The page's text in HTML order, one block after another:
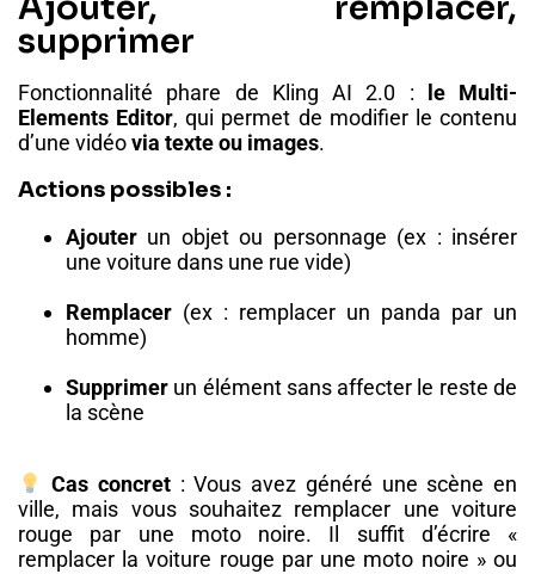
supprimer
Fonctionnalité phare de Kling AI 2.0 :
le Multi-
Elements Editor, qui permet de modifier le contenu
d’une vidéovia texte ou images.
Actions possibles :
Ajouter un objet ou personnage (ex : insérer
une voiture dans une rue vide)
Remplacer (ex : remplacer un panda par un
homme)
Supprimer un élément sans affecter le reste de
la scène
Cas concret: Vous avez généré une scène en
ville, mais vous souhaitez remplacer une voiture
rouge par une moto noire. Il suffit d’écrire «
remplacer la voiture rouge par une moto noire » ou